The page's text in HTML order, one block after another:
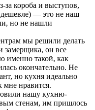
за короба и выступов,
дешевле) — это не наш
но не нашли
мы решили делать
замерщика, он все
именно такой, как
окончательно. Не
но кухня идеально
мне нравится.
нашу кухню-
стенам, им пришлось